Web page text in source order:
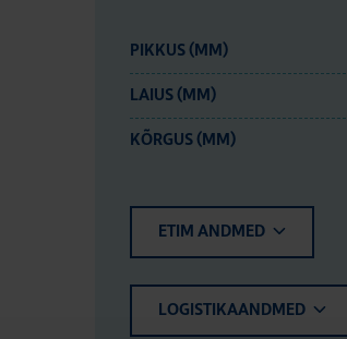
PIKKUS (MM)
LAIUS (MM)
KÕRGUS (MM)
ETIM ANDMED
LOGISTIKAANDMED